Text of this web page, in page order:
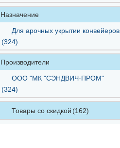
С21ПГ(18)
С8ПГ(18)
СС10ПГ
Назначение
Для арочных укрытии конвейеров
(324)
Производители
ООО "МК "СЭНДВИЧ-ПРОМ"
(324)
Товары со скидкой (162)